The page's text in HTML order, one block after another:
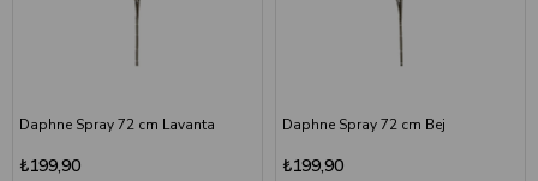
Daphne Spray 72 cm Lavanta
₺199,90
Daphne Spray 72 cm Bej
₺199,90